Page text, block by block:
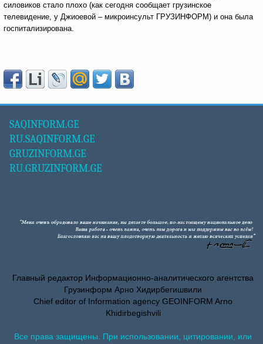
силовиков стало плохо (как сегодня сообщает грузинское
телевидение, у Джиоевой – микроинсульт ГРУЗИНФОРМ) и она была
госпитализирована.
SAQINFORM.GE
RU.SAQINFORM.GE
GRUZINFORM.GE
RU.GRUZINFORM.GE
Главный редактор Информационно-аналитического агентства
Грузинформ Арно Хидирбегишвили
Chief editor of Information agency GEOINFORM Arno
Khidirbegishvili
Все права защищены. При использовании, цитировании, или